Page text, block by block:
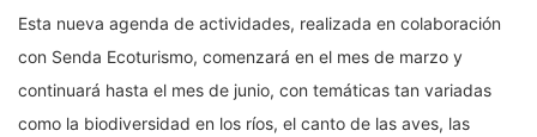
Esta nueva agenda de actividades, realizada en colaboración
con Senda Ecoturismo, comenzará en el mes de marzo y
continuará hasta el mes de junio, con temáticas tan variadas
como la biodiversidad en los ríos, el canto de las aves, las